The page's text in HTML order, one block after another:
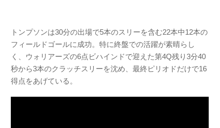
トンプソンは30分の出場で5本のスリーを含む22本中12本の
フィールドゴールに成功。特に終盤での活躍が素晴らし
く、ウォリアーズの6点ビハインドで迎えた第4Q残り3分40
秒から3本のクラッチスリーを沈め、最終ピリオドだけで16
得点をあげている。